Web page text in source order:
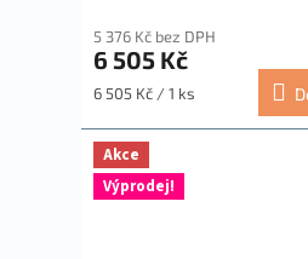
5 376 Kč bez DPH
6 505 Kč
Měrná
6 505 Kč / 1 ks
Akce
Výprodej!